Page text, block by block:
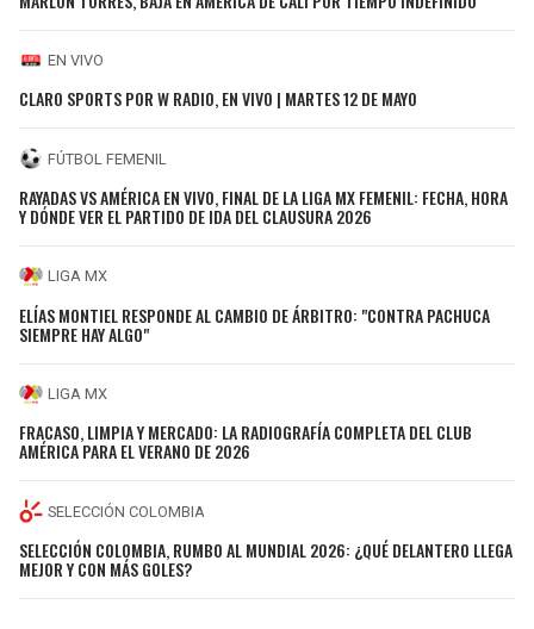
EN VIVO
CLARO SPORTS POR W RADIO, EN VIVO | MARTES 12 DE MAYO
FÚTBOL FEMENIL
RAYADAS VS AMÉRICA EN VIVO, FINAL DE LA LIGA MX FEMENIL: FECHA, HORA
Y DÓNDE VER EL PARTIDO DE IDA DEL CLAUSURA 2026
LIGA MX
ELÍAS MONTIEL RESPONDE AL CAMBIO DE ÁRBITRO: "CONTRA PACHUCA
SIEMPRE HAY ALGO"
LIGA MX
FRACASO, LIMPIA Y MERCADO: LA RADIOGRAFÍA COMPLETA DEL CLUB
AMÉRICA PARA EL VERANO DE 2026
SELECCIÓN COLOMBIA
SELECCIÓN COLOMBIA, RUMBO AL MUNDIAL 2026: ¿QUÉ DELANTERO LLEGA
MEJOR Y CON MÁS GOLES?